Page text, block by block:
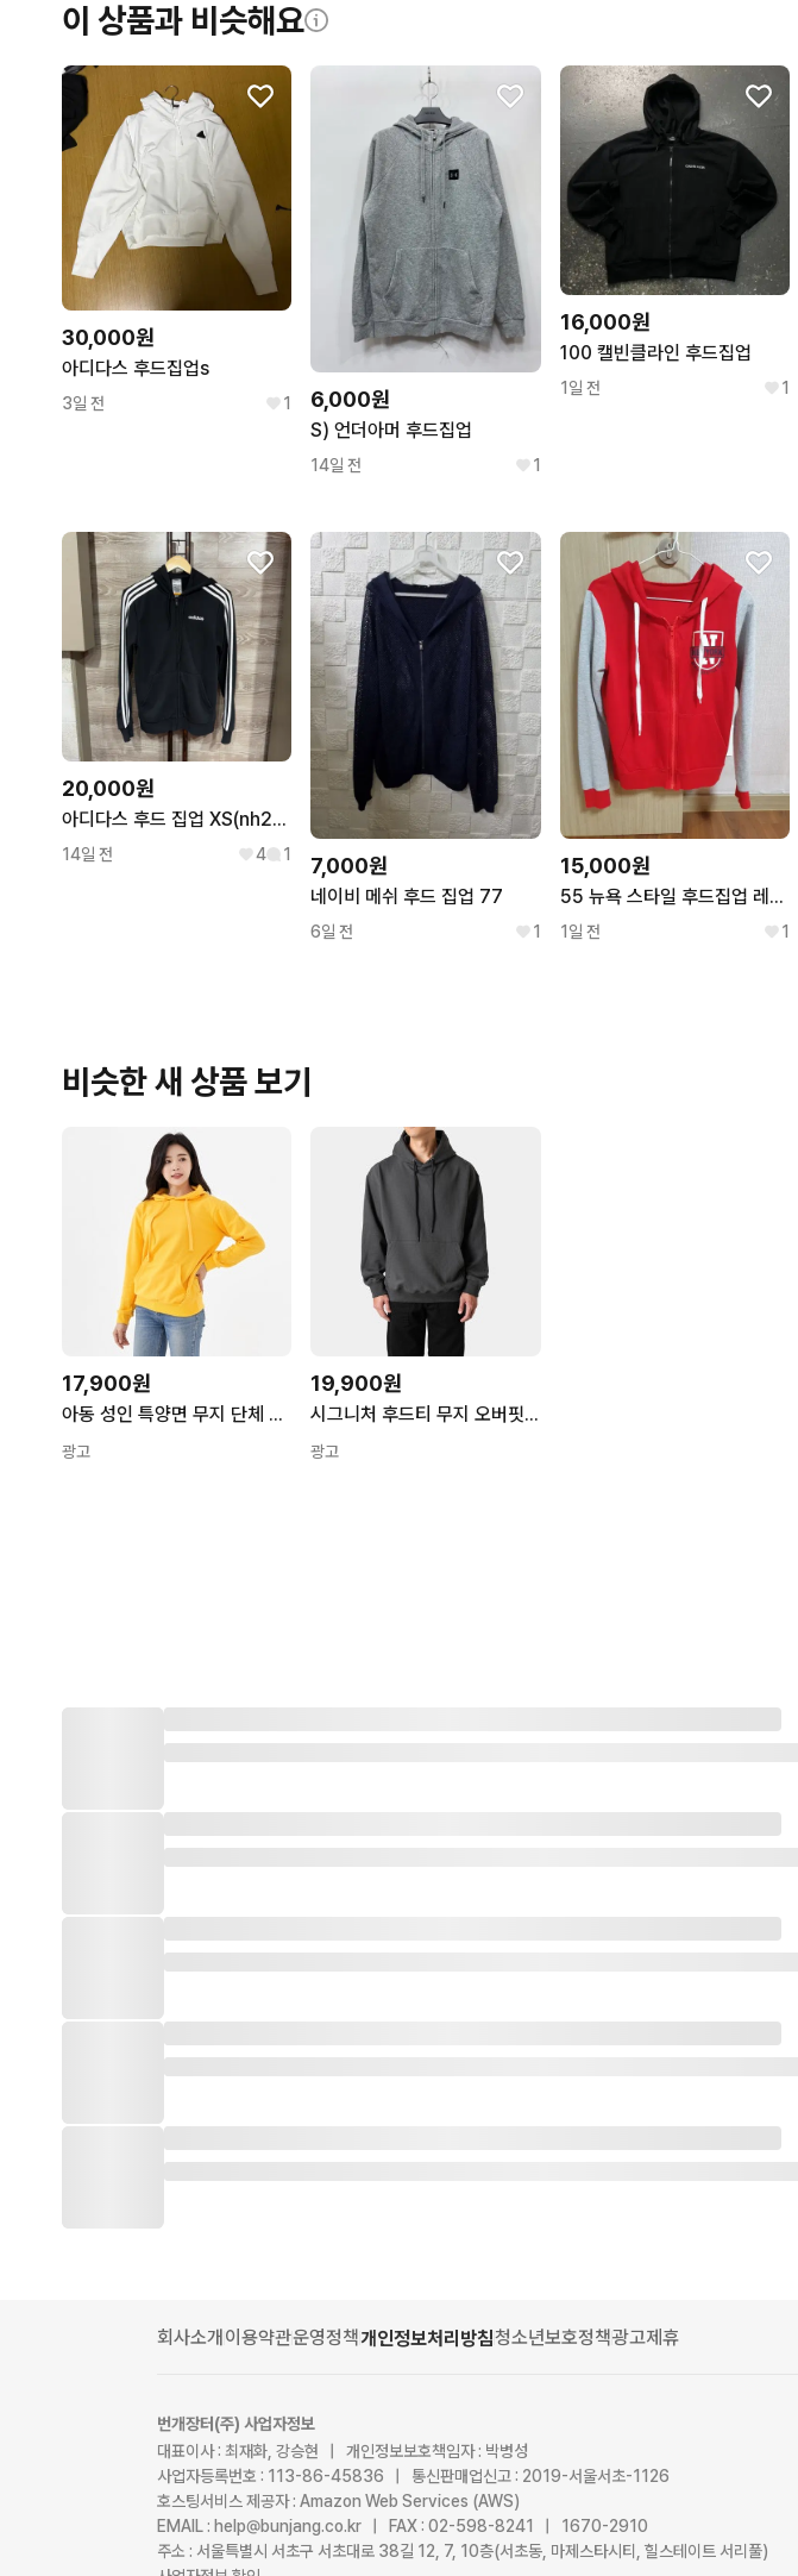
이 상품과 비슷해요
30,000원
아디다스 후드집업s
3일 전 1 6,000원
S) 언더아머 후드집업
14일 전 1
16,000원
100 캘빈클라인 후드집업
1일 전 1
20,000원
아디다스 후드 집업 XS(nh259
14일 전 4 1 7,000원
네이비 메쉬 후드 집업 77
6일 전 1
15,000원
55 뉴욕 스타일 후드집업 레드/그레이
1일 전 1
비슷한 새 상품 보기
17,900원
아동 성인 특양면 무지 단체 후드티 회사 과티 주문제작 SH-3355
광고
19,900원
시그니처 후드티 무지 오버핏 헤비웨이트 회색 검정
광고
회사소개이용약관운영정책개인정보처리방침청소년보호정책광고제휴
번개장터(주) 사업자정보
대표이사 : 최재화, 강승현 | 개인정보보호책임자 : 박병성
사업자등록번호 : 113-86-45836 | 통신판매업신고 : 2019-서울서초-1126
호스팅서비스 제공자 : Amazon Web Services (AWS)
EMAIL : help@bunjang.co.kr | FAX : 02-598-8241 | 1670-2910
주소 : 서울특별시 서초구 서초대로 38길 12, 7, 10층(서초동, 마제스타시티, 힐스테이트 서리풀)